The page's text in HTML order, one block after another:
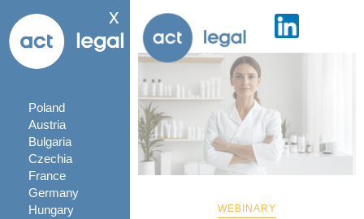
x
Poland
Austria
Bulgaria
Czechia
France
Germany
Hungary
WEBINARY